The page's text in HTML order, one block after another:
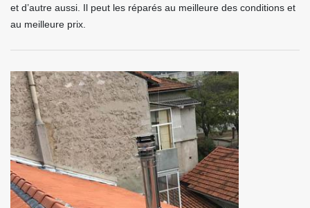
et d’autre aussi. Il peut les réparés au meilleure des conditions et
au meilleure prix.